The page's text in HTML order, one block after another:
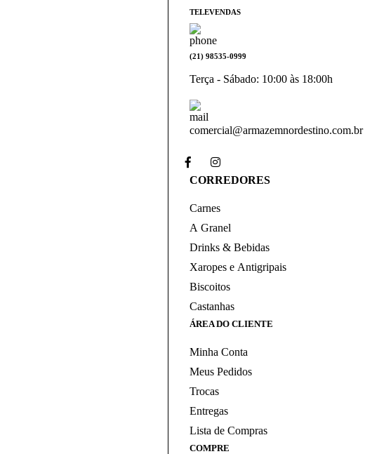
TELEVENDAS
(21) 98535-0999
Terça - Sábado: 10:00 às 18:00h
comercial@armazemnordestino.com.br
CORREDORES
Carnes
A Granel
Drinks & Bebidas
Xaropes e Antigripais
Biscoitos
Castanhas
ÁREA DO CLIENTE
Minha Conta
Meus Pedidos
Trocas
Entregas
Lista de Compras
COMPRE